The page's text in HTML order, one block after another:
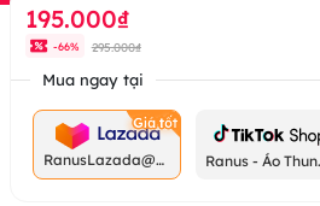
195.000₫
-66% 295.000₫
Mua ngay tại
RanusLazada@g
mail.com
Ranus - Áo Thun